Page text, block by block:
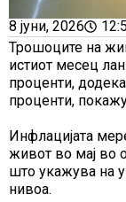
8 јуни, 2026
Трошоците на
истиот месец
проценти,
проценти,
Инфлацијата
живот во мај во
што укажува на
нивоа.